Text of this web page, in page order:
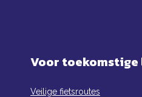
Voor
Veilige fietsroutes